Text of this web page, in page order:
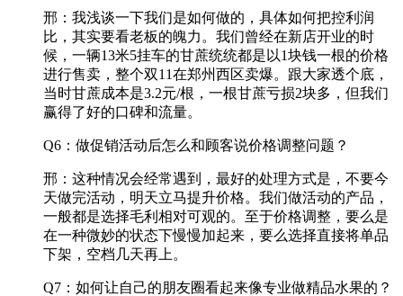
邢：我浅谈一下我们是如何做的，具体如何把控利润
比，其实要看老板的魄力。我们曾经在新店开业的时
候，一辆13米5挂车的甘蔗统统都是以1块钱一根的价格
进行售卖，整个双11在郑州西区卖爆。跟大家透个底，
当时甘蔗成本是3.2元/根，一根甘蔗亏损2块多，但我们
赢得了好的口碑和流量。
Q6：做促销活动后怎么和顾客说价格调整问题？
邢：这种情况会经常遇到，最好的处理方式是，不要今
天做完活动，明天立马提升价格。我们做活动的产品，
一般都是选择毛利相对可观的。至于价格调整，要么是
在一种微妙的状态下慢慢加起来，要么选择直接将单品
下架，空档几天再上。
Q7：如何让自己的朋友圈看起来像专业做精品水果的？